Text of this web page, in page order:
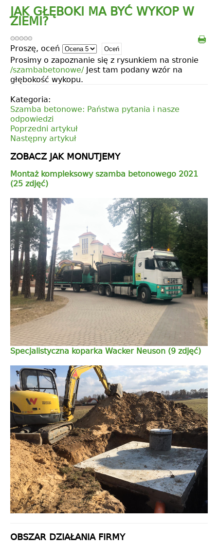
JAK GŁĘBOKI MA BYĆ WYKOP W
ZIEMI?
Proszę, oceń
Prosimy o zapoznanie się z rysunkiem na stronie
/szambabetonowe/Jest tam podany wzór na
głębokość wykopu.
Kategoria:
Szamba betonowe: Państwa pytania i nasze
odpowiedzi
Poprzedni artykuł
Następny artykuł
ZOBACZ JAK MONUTJEMY
Montaż kompleksowy szamba betonowego 2021
(25 zdjęć)
Specjalistyczna koparka Wacker Neuson (9 zdjęć)
OBSZAR DZIAŁANIA FIRMY